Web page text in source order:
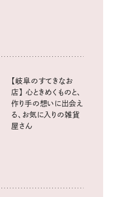
【岐阜のすてきなお
店】 心ときめくものと、
作り手の想いに出会え
る、お気に入りの雑貨
屋さん